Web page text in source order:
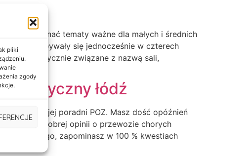
pliki
zgody
poznać tematy ważne dla małych i średnich
będą odbywały się jednocześnie w czterech
tematycznie związane z nazwą sali,
medyczny łódź
Twojej poradni POZ. Masz dość opóźnień
pryzmat dobrej opinii o przewozie chorych
zapominasz w 100 % kwestiach